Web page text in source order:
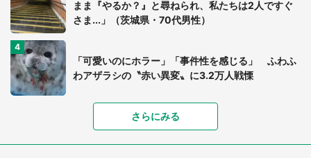
まま『やるか？』と尋ねられ、私たちは2人ですぐ
さま...」（茨城県・70代男性）
「可愛いのにホラー」「事件性を感じる」 ふわふ
わアザラシの〝赤い異変〟に3.2万人戦慄
「孫にあげると思って、あなたにこれをあげる」
真夏の山道で見知らぬお婆さんに握らされたもの
（山口県・30代女性）
さらにみる